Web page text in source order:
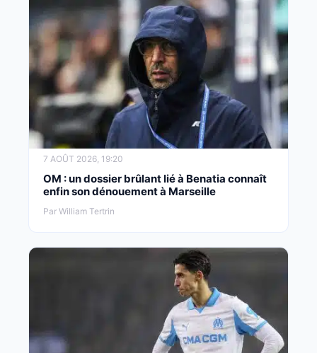
7 AOÛT 2026, 19:20
OM : un dossier brûlant lié à Benatia connaît
enfin son dénouement à Marseille
Par William Tertrin